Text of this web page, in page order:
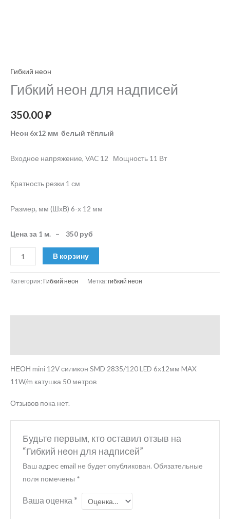
Гибкий неон
Гибкий неон для надписей
350.00₽
Неон 6х12 мм белый тёплый
Входное напряжение, VAC 12 Мощность 11 Вт
Кратность резки 1 см
Размер, мм (ШхВ) 6-х 12 мм
Цена за 1 м. – 350 руб
В корзину
Категория: Гибкий неон Метка:гибкий неон
НЕОН mini 12V силикон SMD 2835/120 LED 6х12мм MAX
11W/m катушка 50 метров
Отзывов пока нет.
Будьте первым, кто оставил отзыв на
“Гибкий неон для надписей”
Ваш адрес email не будет опубликован. Обязательные
поля помечены *
Ваша оценка *